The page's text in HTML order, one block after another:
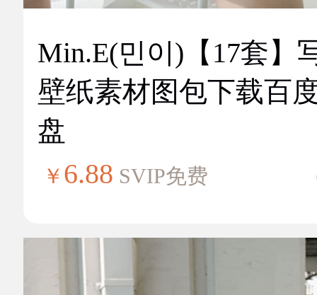
Min.E(민이)【17套】
壁纸素材图包下载百
盘
￥ 6.88 SVIP免费